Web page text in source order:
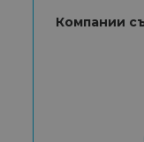
Компании